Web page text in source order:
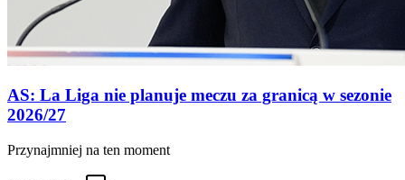
AS: La Liga nie planuje meczu za granicą w sezonie
2026/27
Przynajmniej na ten moment